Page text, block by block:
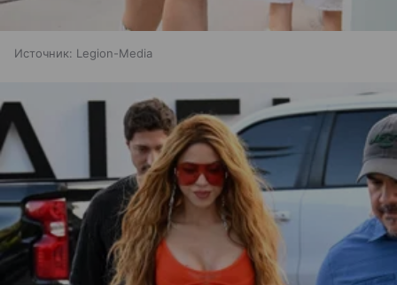
Источник: Legion-Media